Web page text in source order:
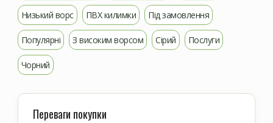
Низький ворс ПВХ килимки Під замовлення
Популярні З високим ворсом Сірий Послуги
Чорний
Переваги покупки